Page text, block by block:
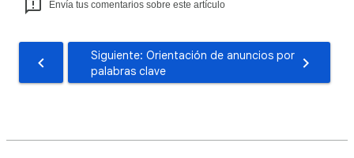
Envía tus comentarios sobre este artículo
Siguiente: Orientación de anuncios por
palabras clave